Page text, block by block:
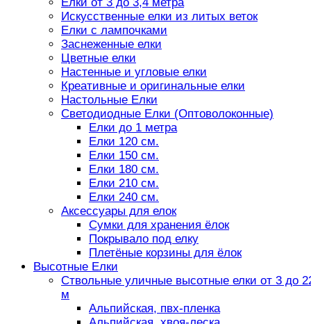
Искусственные елки из литых веток
Елки с лампочками
Заснеженные елки
Цветные елки
Настенные и угловые елки
Креативные и оригинальные елки
Настольные Елки
Светодиодные Елки (Оптоволоконные)
Елки до 1 метра
Елки 120 см.
Елки 150 см.
Елки 180 см.
Елки 210 см.
Елки 240 см.
Аксессуары для елок
Сумки для хранения ёлок
Покрывало под елку
Плетёные корзины для ёлок
Высотные Елки
Ствольные уличные высотные елки от 3 до
м
Альпийская, пвх-пленка